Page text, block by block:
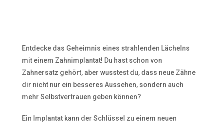
Entdecke das Geheimnis eines strahlenden Lächelns
mit einem Zahnimplantat! Du hast schon von
Zahnersatz gehört, aber wusstest du, dass neue Zähne
dir nicht nur ein besseres Aussehen, sondern auch
mehr Selbstvertrauen geben können?
Ein Implantat kann der Schlüssel zu einem neuen